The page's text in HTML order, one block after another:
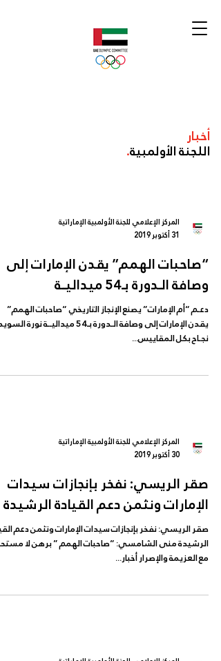
المركز الإعلامي للجنة الأولمبية الإماراتية
31 أكتوبر 2019
“صاحبات الهمم” يقدن الإمارات إلى
وصافة الـدورة بـ54 ميداليــة
دعـم “أم الإمارات” يصنع الإنجاز التاريخي “صاحبات الهمم”
يقدن الإمارات إلى وصافة الـدورة بـ54 ميداليــة
نجـاح بكل المقاييس...
المركز الإعلامي للجنة الأولمبية الإماراتية
30 أكتوبر 2019
صقر الريسي: نفخر بإنجازات سيدات
الإمارات ونثمن دعم القيادة الرشيدة
صقر الريسي: نفخر بإنجازات سيدات الإمارات ونثمن دعم
الرشيدة منى الشامسي: “صاحبات الهمم ” برهن لا
مع العزيمة والإصرار أخبار...
أخبار
اللجنة الأولمبية.